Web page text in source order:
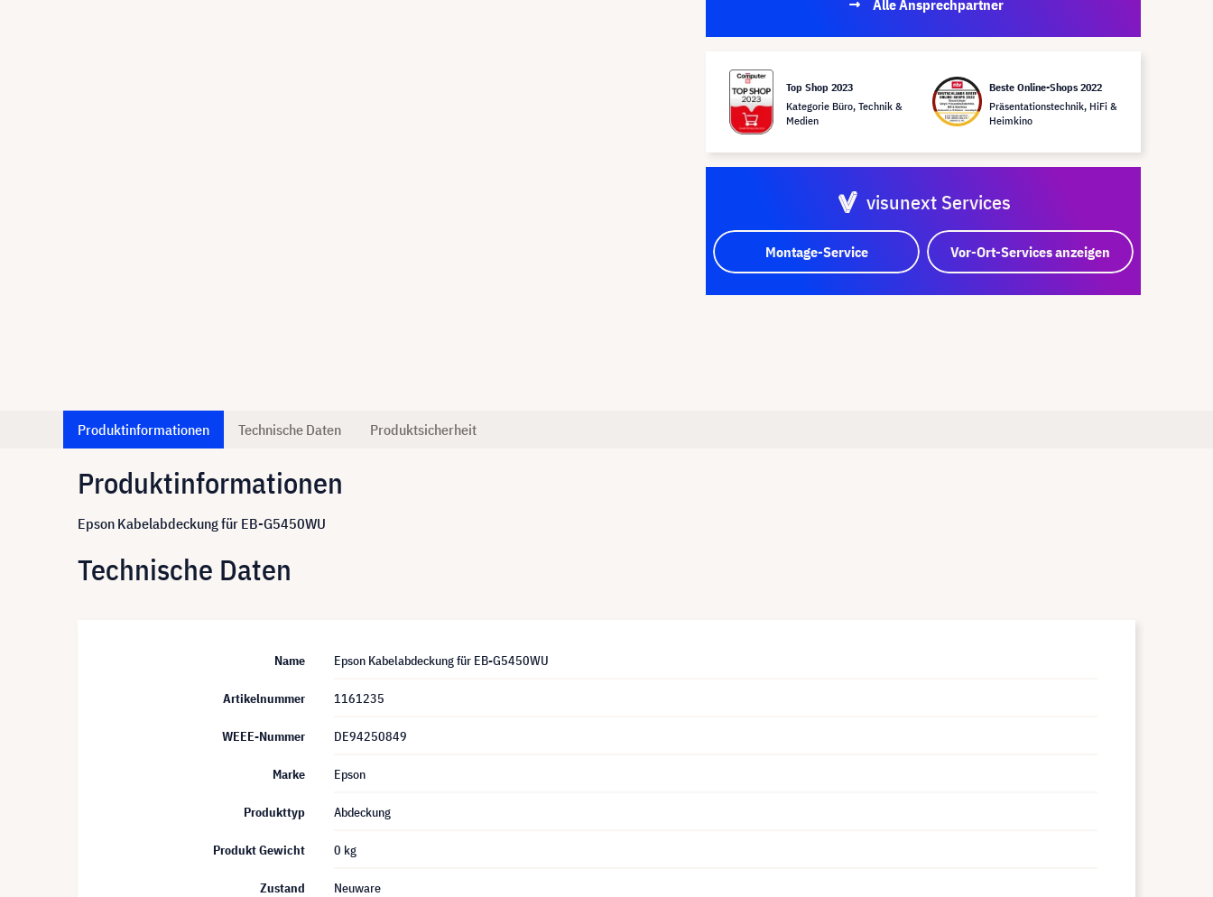
Alle Ansprechpartner
Top Shop 2023
Kategorie Büro, Technik &
Medien
Beste Online-Shops 2022
Präsentationstechnik, HiFi &
Heimkino
visunext Services
Montage-Service Vor-Ort-Services anzeigen
Produktinformationen Technische Daten Produktsicherheit
Produktinformationen
Epson Kabelabdeckung für EB-G5450WU
Technische Daten
Name Epson Kabelabdeckung für EB-G5450WU
Artikelnummer 1161235
WEEE-Nummer DE94250849
Marke Epson
Produkttyp Abdeckung
Produkt Gewicht 0 kg
Zustand Neuware